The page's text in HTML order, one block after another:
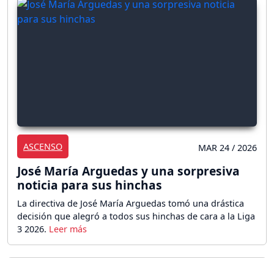
ASCENSO MAR 24 / 2026
José María Arguedas y una sorpresiva
noticia para sus hinchas
La directiva de José María Arguedas tomó una drástica
decisión que alegró a todos sus hinchas de cara a la Liga
3 2026.